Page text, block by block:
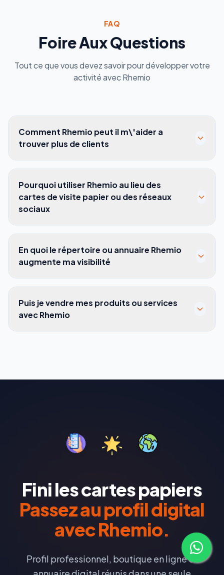
FAQ
Foire Aux Questions
Tout ce que vous devez savoir pour développer votre
activité avec Rhemio
Comment Rhemio peut il m\'aider a
trouver plus de clients
Pourquoi utiliser Rhemio au lieu des
cartes de visite papier ou des réseaux
sociaux
En quoi le répertoire ou annuaire Rhemio
augmente ma visibilité
Puis je vendre mes produits ou services
avec Rhemio
Fini les cartes papiers
Passez au profil digital
avec Rhemio.
Profil professionnel, boutique en ligne et